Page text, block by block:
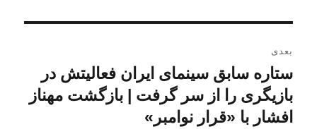
بعدی
نوشته
بعدی:
ستاره سابق سینمای ایران فعالیتش در
بازیگری را از سر گرفت | بازگشت مهناز
افشار با «قرار نوامبر»